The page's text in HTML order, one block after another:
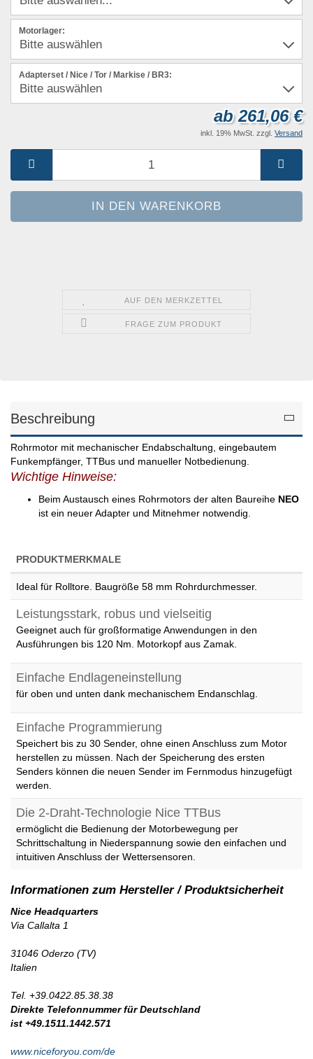
Motorlager:
Adapterset / Nice / Tor / Markise / BR3:
ab 261,06 €
inkl. 19% MwSt. zzgl. Versand
AUF DEN MERKZETTEL
FRAGE ZUM PRODUKT
Beschreibung
Rohrmotor mit mechanischer Endabschaltung, eingebautem
Funkempfänger, TTBus und manueller Notbedienung.
Wichtige Hinweise:
Beim Austausch eines Rohrmotors der alten Baureihe NEO
ist ein neuer Adapter und Mitnehmer notwendig.
PRODUKTMERKMALE
Ideal für Rolltore. Baugröße 58 mm Rohrdurchmesser.
Leistungsstark, robus und vielseitig
Geeignet auch für großformatige Anwendungen in den
Ausführungen bis 120 Nm. Motorkopf aus Zamak.
Einfache Endlageneinstellung
für oben und unten dank mechanischem Endanschlag.
Einfache Programmierung
Speichert bis zu 30 Sender, ohne einen Anschluss zum Motor
herstellen zu müssen. Nach der Speicherung des ersten
Senders können die neuen Sender im Fernmodus hinzugefügt
werden.
Die 2-Draht-Technologie Nice TTBus
ermöglicht die Bedienung der Motorbewegung per
Schrittschaltung in Niederspannung sowie den einfachen und
intuitiven Anschluss der Wettersensoren.
Nice Headquarters
Via Callalta 1
31046 Oderzo (TV)
Italien
Tel. +39.0422.85.38.38
Direkte Telefonnummer für Deutschland
ist +49.1511.1442.571
www.niceforyou.com/de